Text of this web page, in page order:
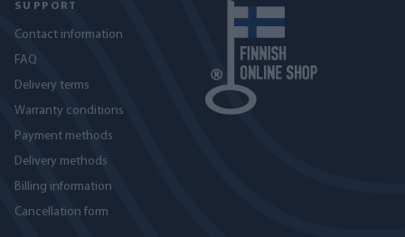
SUPPORT
Contact information
FAQ
Delivery terms
Warranty conditions
Payment methods
Delivery methods
Billing information
Cancellation form